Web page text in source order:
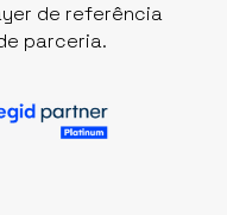
de referência
parceria.